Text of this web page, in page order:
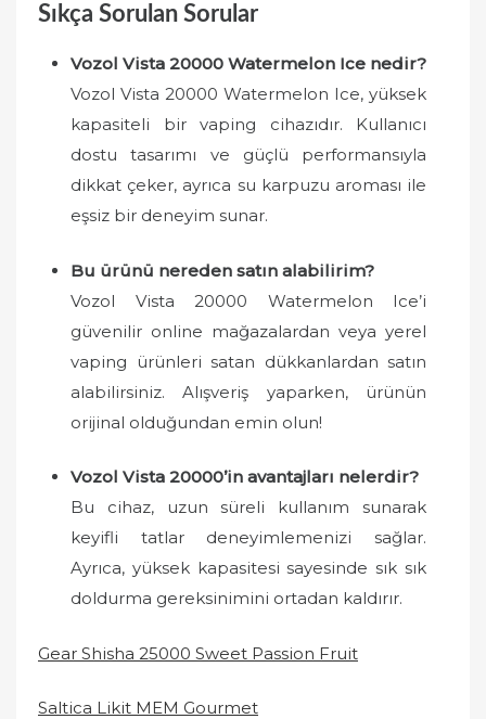
Sıkça Sorulan Sorular
Vozol Vista 20000 Watermelon Ice nedir?
Vozol Vista 20000 Watermelon Ice, yüksek
kapasiteli bir vaping cihazıdır. Kullanıcı
dostu tasarımı ve güçlü performansıyla
dikkat çeker, ayrıca su karpuzu aroması ile
eşsiz bir deneyim sunar.
Bu ürünü nereden satın alabilirim?
Vozol Vista 20000 Watermelon Ice’i
güvenilir online mağazalardan veya yerel
vaping ürünleri satan dükkanlardan satın
alabilirsiniz. Alışveriş yaparken, ürünün
orijinal olduğundan emin olun!
Vozol Vista 20000’in avantajları nelerdir?
Bu cihaz, uzun süreli kullanım sunarak
keyifli tatlar deneyimlemenizi sağlar.
Ayrıca, yüksek kapasitesi sayesinde sık sık
doldurma gereksinimini ortadan kaldırır.
Gear Shisha 25000 Sweet Passion Fruit
Saltica Likit MEM Gourmet